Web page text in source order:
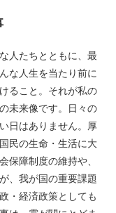
人たちとともに、最
な人生を当たり前に
ること。それが私の
未来像です。日々の
日はありません。厚
民の生命・生活に大
保障制度の維持や、
、我が国の重要課題
・経済政策としても